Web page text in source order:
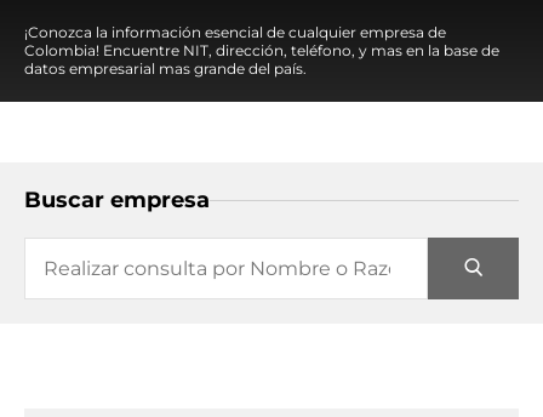
¡Conozca la información esencial de cualquier empresa de
Colombia! Encuentre NIT, dirección, teléfono, y mas en la base de
datos empresarial mas grande del país.
Buscar empresa